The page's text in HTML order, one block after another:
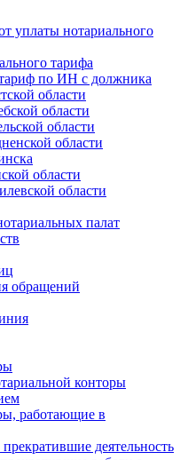
уплаты нотариального
тарифа
по ИН с должника
области
области
области
области
области
области
палат
обращений
конторы
работающие в
деятельность